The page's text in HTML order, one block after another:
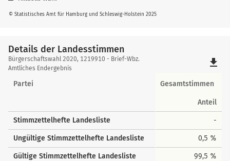
© Statistisches Amt für Hamburg und Schleswig-Holstein 2025
Details der Landesstimmen
Details
der
Landesstimmen
Bürgerschaftswahl 2020, 1219910 - Brief-Wbz.
Amtliches Endergebnis
file_download
Partei Gesamtstimmen
Anteil
Stimmzettelhefte Landesliste -
Ungültige Stimmzettelhefte Landesliste 0,5 %
Gültige Stimmzettelhefte Landesliste 99,5 %